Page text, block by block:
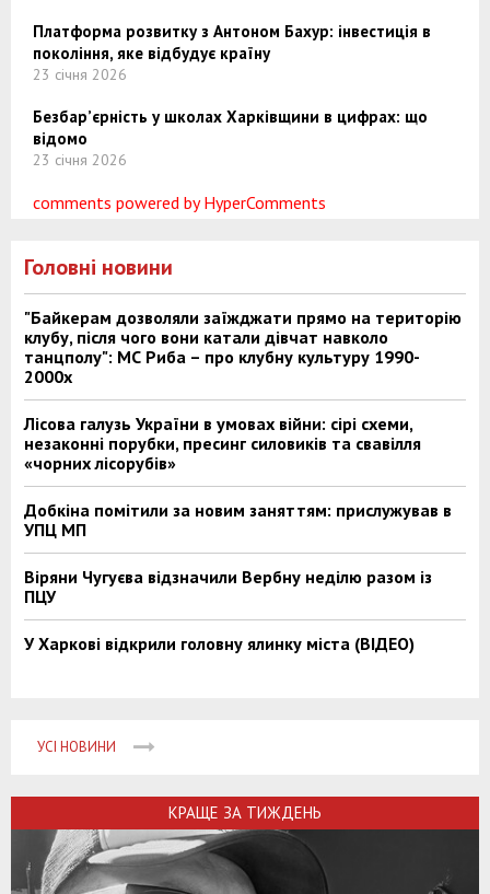
Платформа розвитку з Антоном Бахур: інвестиція в
покоління, яке відбудує країну
23 січня 2026
Безбар’єрність у школах Харківщини в цифрах: що
відомо
23 січня 2026
comments powered by HyperComments
Головні новини
"Байкерам дозволяли заїжджати прямо на територію
клубу, після чого вони катали дівчат навколо
танцполу": МС Риба – про клубну культуру 1990-
2000х
Лісова галузь України в умовах війни: сірі схеми,
незаконні порубки, пресинг силовиків та свавілля
«чорних лісорубів»
Добкіна помітили за новим заняттям: прислужував в
УПЦ МП
Віряни Чугуєва відзначили Вербну неділю разом із
ПЦУ
У Харкові відкрили головну ялинку міста (ВІДЕО)
УСІ НОВИНИ
КРАЩЕ ЗА ТИЖДЕНЬ